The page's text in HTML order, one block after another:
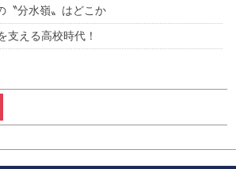
〝分水嶺〟はどこか
支える高校時代！